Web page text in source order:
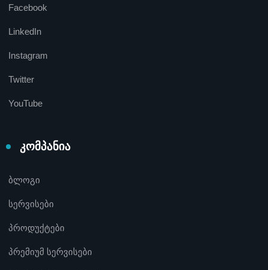
Facebook
LinkedIn
Instagram
Twitter
YouTube
კომპანია
ბლოგი
სერვისები
პროდუქტები
პრემიუმ სერვისები